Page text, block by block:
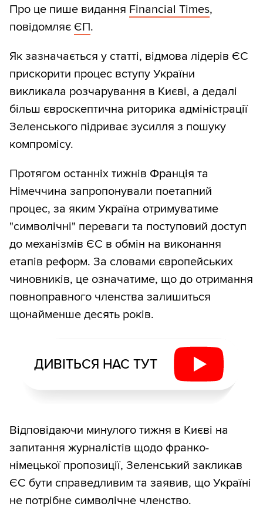
Про це пише видання Financial Times,
повідомляє ЄП.
Як зазначається у статті, відмова лідерів ЄС
прискорити процес вступу України
викликала розчарування в Києві, а дедалі
більш євроскептична риторика адміністрації
Зеленського підриває зусилля з пошуку
компромісу.
Протягом останніх тижнів Франція та
Німеччина запропонували поетапний
процес, за яким Україна отримуватиме
"символічні" переваги та поступовий доступ
до механізмів ЄС в обмін на виконання
етапів реформ. За словами європейських
чиновників, це означатиме, що до отримання
повноправного членства залишиться
щонайменше десять років.
ДИВІТЬСЯ НАС ТУТ
Відповідаючи минулого тижня в Києві на
запитання журналістів щодо франко-
німецької пропозиції, Зеленський закликав
ЄС бути справедливим та заявив, що Україні
не потрібне символічне членство.